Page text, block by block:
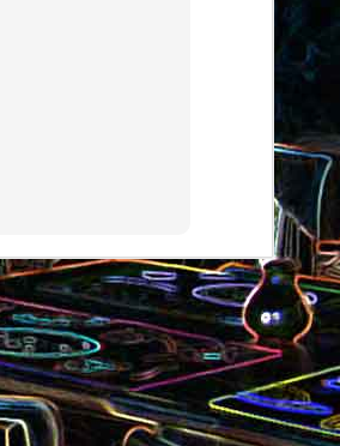
Quiche sans pâte au chorizo
et aux pommes de terre